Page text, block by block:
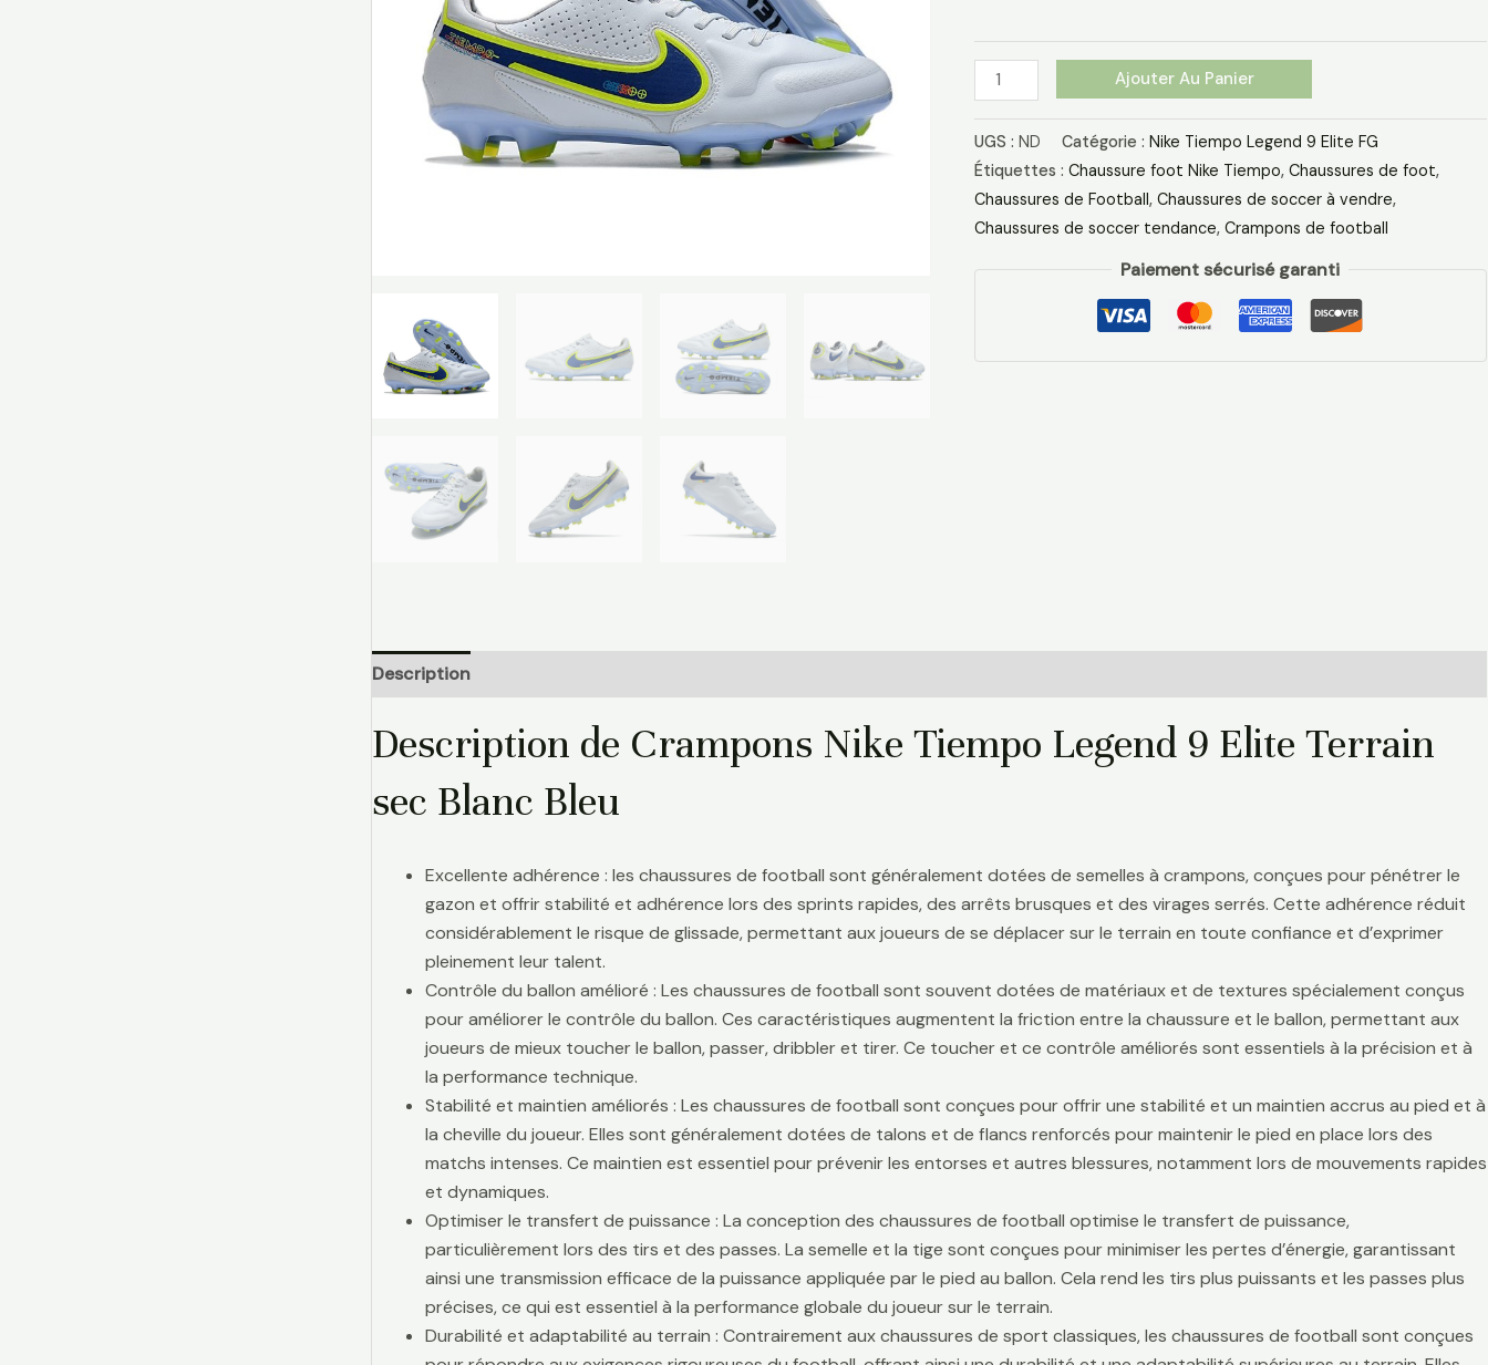
Ajouter Au Panier
UGS : ND Catégorie : Nike Tiempo Legend 9 Elite FG
Étiquettes : Chaussure foot Nike Tiempo, Chaussures de foot,
Chaussures de Football, Chaussures de soccer à vendre,
Chaussures de soccer tendance, Crampons de football
Paiement sécurisé garanti
Description
Description de Crampons Nike Tiempo Legend 9 Elite Terrain
sec Blanc Bleu
Excellente adhérence : les chaussures de football sont généralement dotées de semelles à crampons, conçues pour pénétrer le
gazon et offrir stabilité et adhérence lors des sprints rapides, des arrêts brusques et des virages serrés. Cette adhérence réduit
considérablement le risque de glissade, permettant aux joueurs de se déplacer sur le terrain en toute confiance et d’exprimer
pleinement leur talent.
Contrôle du ballon amélioré : Les chaussures de football sont souvent dotées de matériaux et de textures spécialement conçus
pour améliorer le contrôle du ballon. Ces caractéristiques augmentent la friction entre la chaussure et le ballon, permettant aux
joueurs de mieux toucher le ballon, passer, dribbler et tirer. Ce toucher et ce contrôle améliorés sont essentiels à la précision et à
la performance technique.
Stabilité et maintien améliorés : Les chaussures de football sont conçues pour offrir une stabilité et un maintien accrus au pied et à
la cheville du joueur. Elles sont généralement dotées de talons et de flancs renforcés pour maintenir le pied en place lors des
matchs intenses. Ce maintien est essentiel pour prévenir les entorses et autres blessures, notamment lors de mouvements rapides
et dynamiques.
Optimiser le transfert de puissance : La conception des chaussures de football optimise le transfert de puissance,
particulièrement lors des tirs et des passes. La semelle et la tige sont conçues pour minimiser les pertes d’énergie, garantissant
ainsi une transmission efficace de la puissance appliquée par le pied au ballon. Cela rend les tirs plus puissants et les passes plus
précises, ce qui est essentiel à la performance globale du joueur sur le terrain.
Durabilité et adaptabilité au terrain : Contrairement aux chaussures de sport classiques, les chaussures de football sont conçues